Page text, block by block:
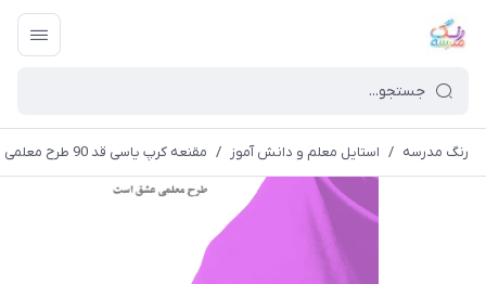
رنگ مدرسه / استایل معلم و دانش آموز / مقنعه کرپ یاسی قد 90 طرح معلمی عشق است